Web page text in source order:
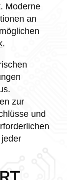
Moderne
an
.
zur
und